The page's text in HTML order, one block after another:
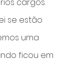
cargos.
se estão
uma
ficou em